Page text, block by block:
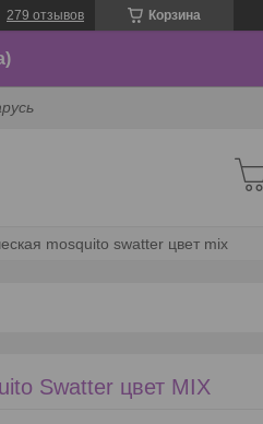
Корзина
279 отзывов
mosquito swatter цвет mix
Swatter цвет MIX